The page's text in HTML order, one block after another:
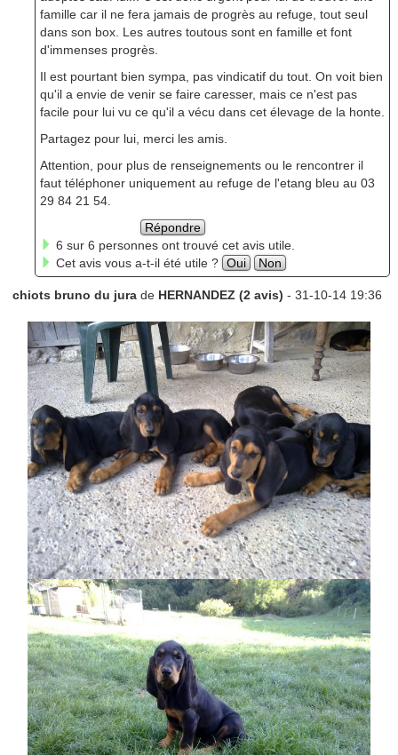
famille car il ne fera jamais de progrès au refuge, tout seul
dans son box. Les autres toutous sont en famille et font
d'immenses progrès.
Il est pourtant bien sympa, pas vindicatif du tout. On voit bien
qu'il a envie de venir se faire caresser, mais ce n'est pas
facile pour lui vu ce qu'il a vécu dans cet élevage de la honte.
Partagez pour lui, merci les amis.
Attention, pour plus de renseignements ou le rencontrer il
faut téléphoner uniquement au refuge de l'etang bleu au 03
29 84 21 54.
Répondre
6 sur 6 personnes ont trouvé cet avis utile.
Cet avis vous a-t-il été utile ? Oui Non
chiots bruno du jurade HERNANDEZ (2 avis) - 31-10-14 19:36